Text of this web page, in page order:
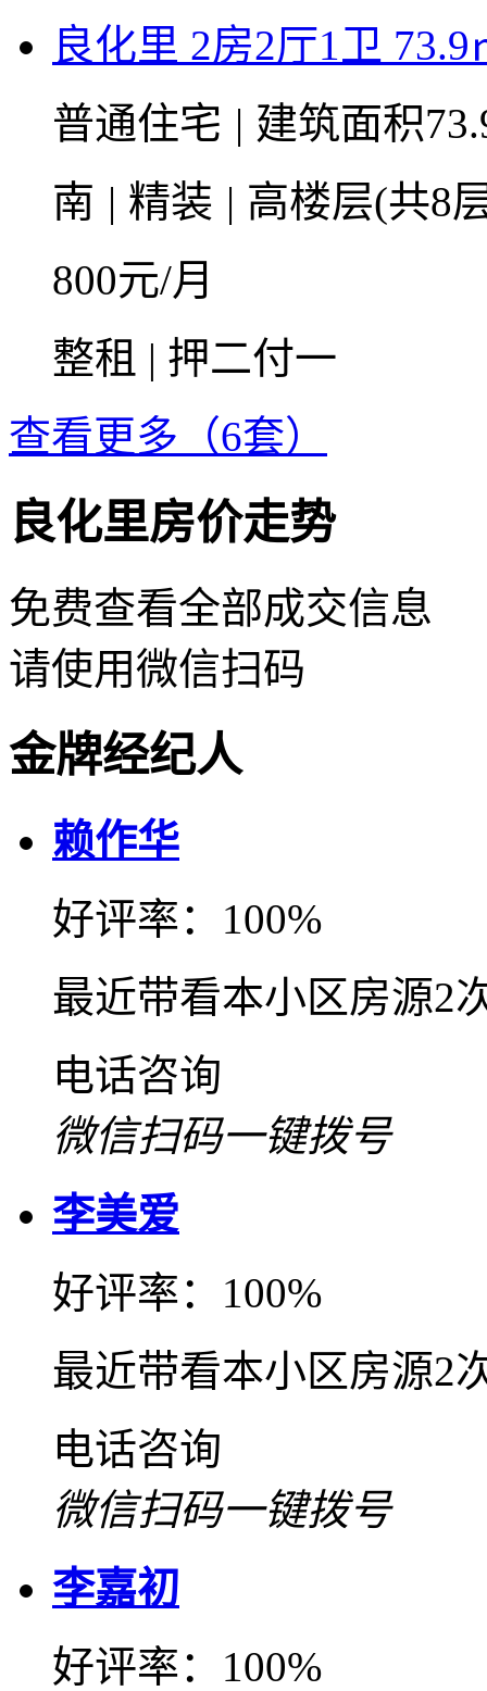
良化里 2房2厅1卫 73.9
普通住宅 | 建筑面积
南 | 精装 | 高楼层(共8
800元/月
整租 | 押二付一
查看更多（6套）
良化里房价走势
免费查看全部成交信息
请使用微信扫码
金牌经纪人
赖作华
好评率：100%
最近带看本小区房源2
电话咨询
微信扫码一键拨号
李美爱
好评率：100%
最近带看本小区房源2
电话咨询
微信扫码一键拨号
李嘉初
好评率：100%